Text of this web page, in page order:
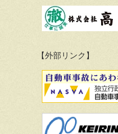
【外部リンク】